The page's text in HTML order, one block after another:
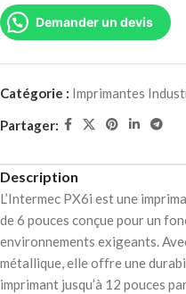
Demander un devis
Catégorie : Imprimantes
Partager:
Description
L’Intermec PX6i est une
de 6 pouces conçue pour un
environnements exigeants.
métallique, elle offre une
imprimant jusqu’à 12 pouces